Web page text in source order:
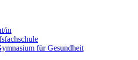
in
für Gesundheit